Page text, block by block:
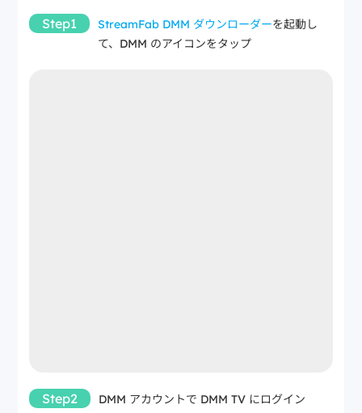
Step1 StreamFab DMM ダウンローダーを起動し
て、DMM のアイコンをタップ
Step2 DMM アカウントで DMM TV にログイン